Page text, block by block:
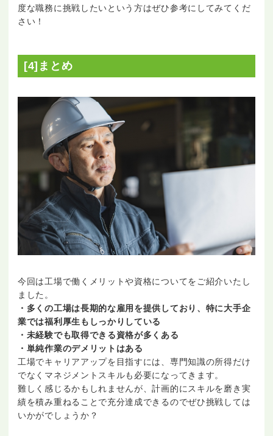
度な職務に挑戦したいという方はぜひ参考にしてみてくだ
さい！
[4]まとめ
今回は工場で働くメリットや資格についてをご紹介いたし
ました。
・多くの工場は長期的な雇用を提供しており、特に大手企
業では福利厚生もしっかりしている
・未経験でも取得できる資格が多くある
・単純作業のデメリットはある
工場でキャリアアップを目指すには、専門知識の所得だけ
でなくマネジメントスキルも必要になってきます。
難しく感じるかもしれませんが、計画的にスキルを磨き実
績を積み重ねることで充分達成できるのでぜひ挑戦しては
いかがでしょうか？